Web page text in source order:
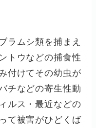
ラムシ類を捕まえ
トウなどの捕食性
付けてその幼虫が
チなどの寄生性動
ルス・最近などの
て被害がひどくば